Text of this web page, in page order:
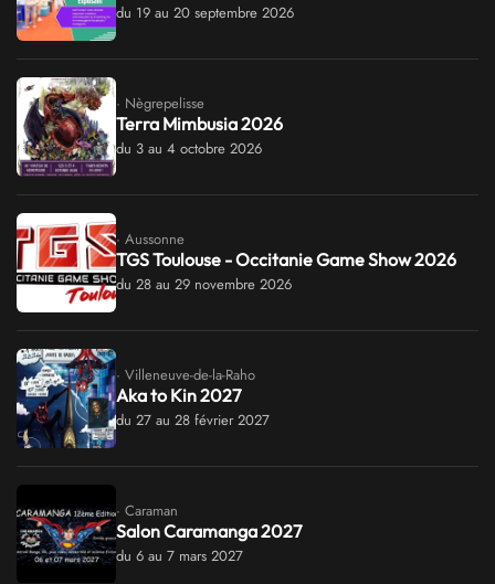
du 19 au 20 septembre 2026
· Nègrepelisse
Terra Mimbusia 2026
du 3 au 4 octobre 2026
· Aussonne
TGS Toulouse - Occitanie Game Show 2026
du 28 au 29 novembre 2026
· Villeneuve-de-la-Raho
Aka to Kin 2027
du 27 au 28 février 2027
· Caraman
Salon Caramanga 2027
du 6 au 7 mars 2027